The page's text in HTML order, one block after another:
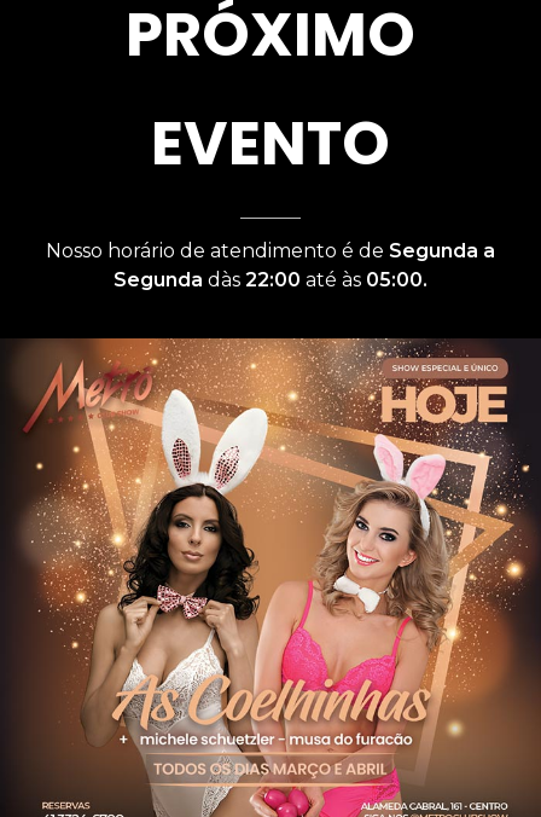
PRÓXIMO
EVENTO
Nosso horário de atendimento é de Segunda a
Segunda dàs 22:00 até às 05:00.